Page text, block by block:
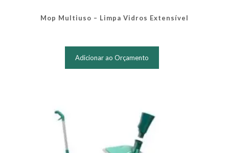
Mop Multiuso – Limpa Vidros Extensível
Adicionar ao Orçamento